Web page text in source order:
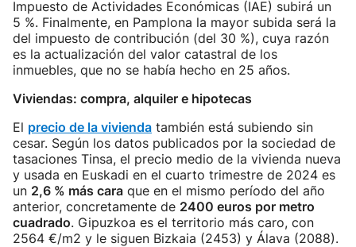
Impuesto de Actividades Económicas (IAE) subirá un
5 %. Finalmente, en Pamplona la mayor subida será la
del impuesto de contribución (del 30 %), cuya razón
es la actualización del valor catastral de los
inmuebles, que no se había hecho en 25 años.
Viviendas: compra, alquiler e hipotecas
El precio de la vivienda también está subiendo sin
cesar. Según los datos publicados por la sociedad de
tasaciones Tinsa, el precio medio de la vivienda nueva
y usada en Euskadi en el cuarto trimestre de 2024 es
un 2,6 % más cara que en el mismo período del año
anterior, concretamente de 2400 euros por metro
cuadrado. Gipuzkoa es el territorio más caro, con
2564 €/m2 y le siguen Bizkaia (2453) y Álava (2088).